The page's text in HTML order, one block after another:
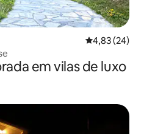
4,83 de uma
4,83 (24)
em vilas de luxo